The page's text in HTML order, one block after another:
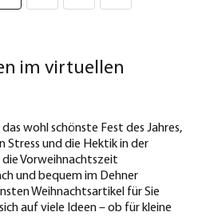
im virtuellen
wohl schönste Fest des Jahres,
Stress und die Hektik in der
Vorweihnachtszeit
und bequem im Dehner
Weihnachtsartikel für Sie
auf viele Ideen – ob für kleine